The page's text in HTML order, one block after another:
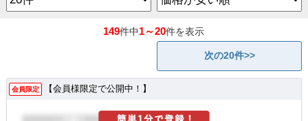
149件中1～20件を表示
次の20件>>
会員限定 【会員様限定で公開中！】